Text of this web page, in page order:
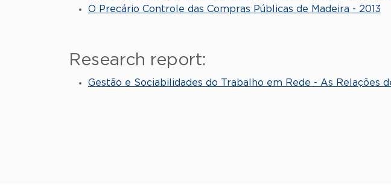
O Precário Controle das Compras Públicas de Madeira - 2013
Research report:
Gestão e Sociabilidades do Trabalho em Rede - As Relações